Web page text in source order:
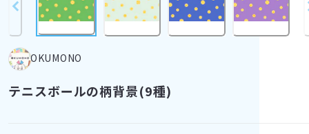
OKUMONO
テニスボールの柄背景(9種)